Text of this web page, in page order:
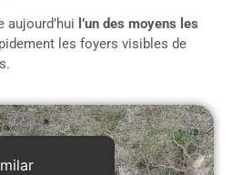
aujourd’hui l’un des moyens les
les foyers visibles de